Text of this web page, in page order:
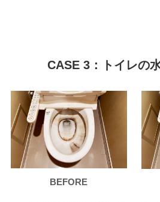
CASE 3：トイレの
BEFORE